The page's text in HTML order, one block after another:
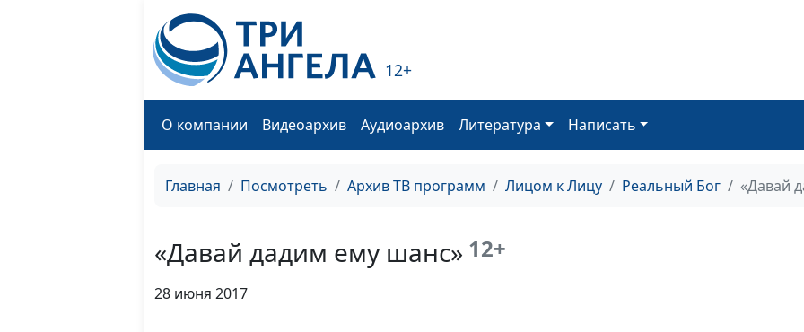
12+
О компании Видеоархив Аудиоархив Литература Написать
Главная Посмотреть Архив ТВ программ Лицом к Лицу Реальный Бог «Давай
«Давай дадим ему шанс» 12+
28 июня 2017
дороге
Бог дал мне